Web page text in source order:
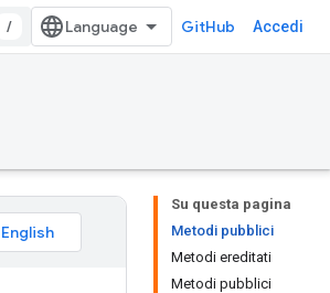
/ GitHub Accedi
Su questa pagina
Metodi pubblici
Metodi ereditati
Metodi pubblici